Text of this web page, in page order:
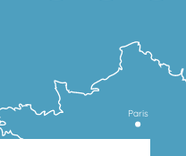
Paris